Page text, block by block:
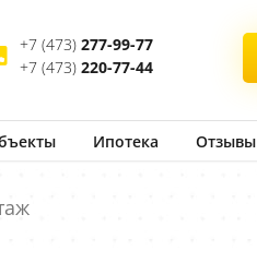
+7 (473) 277-99-77
+7 (473) 220-77-44
Ипотека Отзывы